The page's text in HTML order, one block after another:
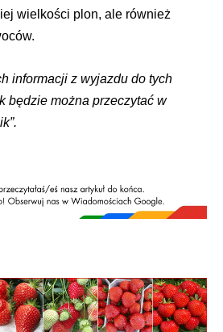
wielkości plon, ale również
informacji z wyjazdu do tych
będzie można przeczytać w